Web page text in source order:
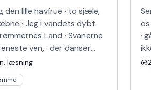
den lille havfrue · to sjæle,
· Jeg i vandets dybt.
Land · Svanerne
ven, · der danser
dig, der · hænger dine
tørres…
læsning
·